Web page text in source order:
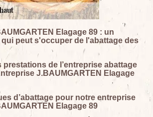
Elagage 89 : un
peut s'occuper de l'abattage des
prestations de l’entreprise abattage
J.BAUMGARTEN Elagage
d’abattage pour notre entreprise
Elagage 89